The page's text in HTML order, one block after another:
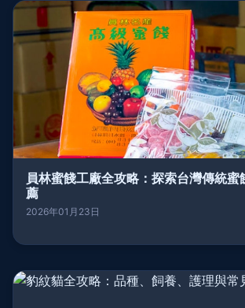
員林蜜餞工廠全攻略：探索台灣傳統蜜
薦
2026年01月23日